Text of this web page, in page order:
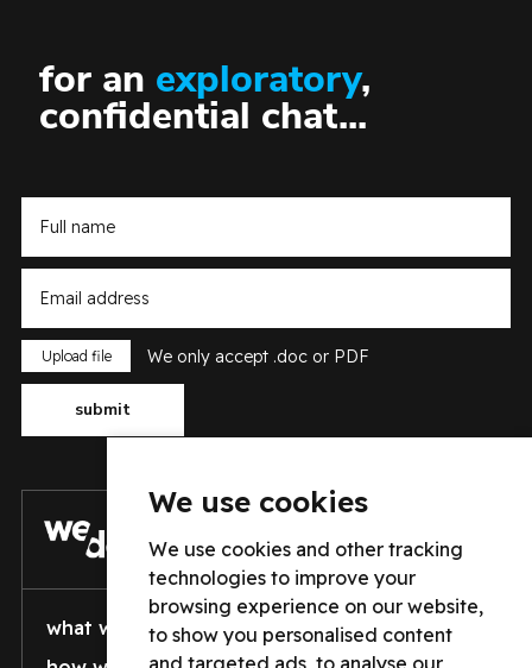
We use cookies
We use cookies and other tracking
technologies to improve your
browsing experience on our website,
to show you personalised content
and targeted ads, to analyse our
for an exploratory,
confidential chat...
We only accept .doc or PDF
Type here
submit
what we do
who we are